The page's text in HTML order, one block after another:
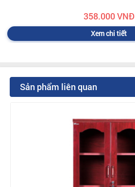
358.000 VNĐ
Xem chi tiết
Sản phẩm liên quan